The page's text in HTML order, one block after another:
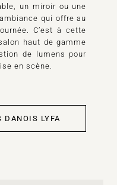
un miroir ou une
qui offre au
C’est à cette
haut de gamme
de lumens pour
en scène.
DANOIS LYFA